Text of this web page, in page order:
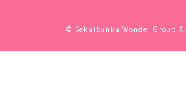
© Sekaibunka Wonder Group